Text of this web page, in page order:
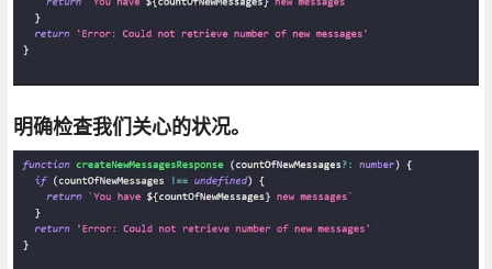
明确检查我们关心的状况。